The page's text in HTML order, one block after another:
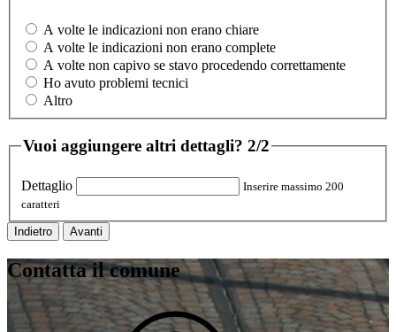
A volte le indicazioni non erano chiare
A volte le indicazioni non erano complete
A volte non capivo se stavo procedendo correttamente
Ho avuto problemi tecnici
Altro
Vuoi aggiungere altri dettagli? 2/2
Dettaglio
Inserire massimo 200
caratteri
Indietro Avanti
Contatta il comune